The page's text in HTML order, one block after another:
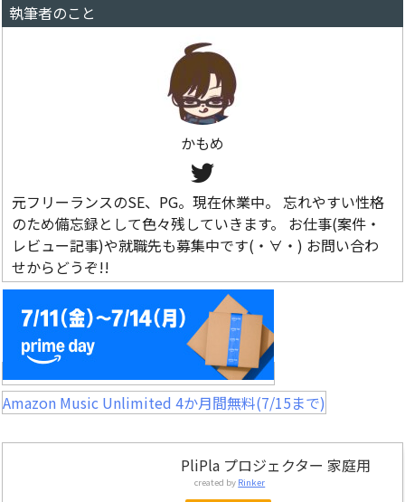
執筆者のこと
かもめ
元フリーランスのSE、PG。現在休業中。 忘れやすい性格
のため備忘録として色々残していきます。 お仕事(案件・
レビュー記事)や就職先も募集中です(・∀・) お問い合わ
せからどうぞ!!
Amazon Music Unlimited 4か月間無料(7/15まで)
PliPla プロジェクター 家庭用
created by Rinker